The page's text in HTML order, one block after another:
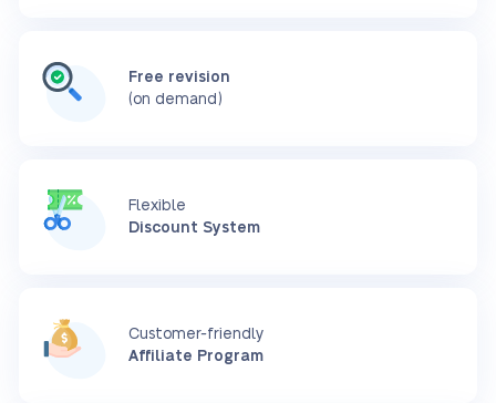
Free revision
(on demand)
Flexible
Discount System
Customer-friendly
Affiliate Program